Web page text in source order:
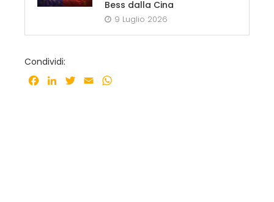
Bess dalla Cina
9 Luglio 2026
Condividi:
Facebook
LinkedInTwitter
Email